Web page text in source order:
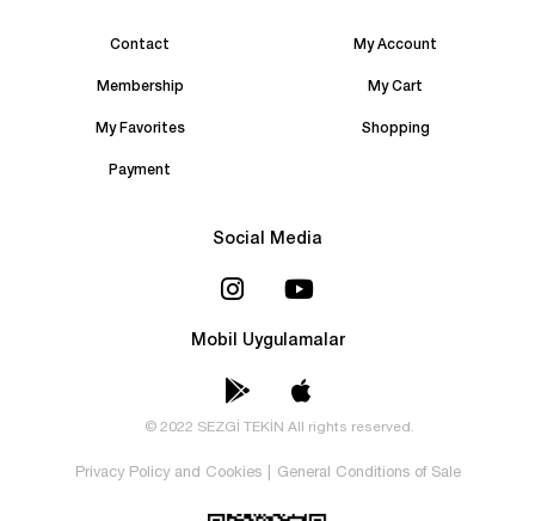
Contact My Account
Membership My Cart
My Favorites Shopping
Payment
Social Media
Mobil Uygulamalar
© 2022 SEZGİ TEKİN All rights reserved.
Privacy Policy and Cookies General Conditions of Sale